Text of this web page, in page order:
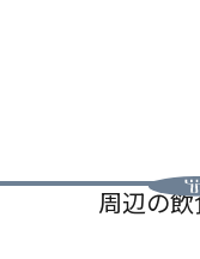
周辺の